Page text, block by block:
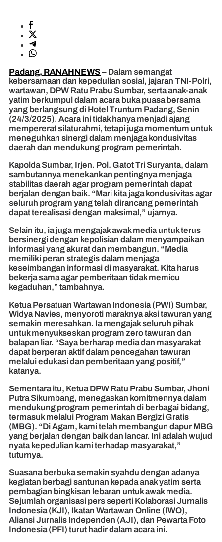
Padang, RANAHNEWS – Dalam semangat
kebersamaan dan kepedulian sosial, jajaran TNI-Polri,
wartawan, DPW Ratu Prabu Sumbar, serta anak-anak
yatim berkumpul dalam acara buka puasa bersama
yang berlangsung di Hotel Truntum Padang, Senin
(24/3/2025). Acara ini tidak hanya menjadi ajang
mempererat silaturahmi, tetapi juga momentum untuk
meneguhkan sinergi dalam menjaga kondusivitas
daerah dan mendukung program pemerintah.
Kapolda Sumbar, Irjen. Pol. Gatot Tri Suryanta, dalam
sambutannya menekankan pentingnya menjaga
stabilitas daerah agar program pemerintah dapat
berjalan dengan baik. “Mari kita jaga kondusivitas agar
seluruh program yang telah dirancang pemerintah
dapat terealisasi dengan maksimal,” ujarnya.
Selain itu, ia juga mengajak awak media untuk terus
bersinergi dengan kepolisian dalam menyampaikan
informasi yang akurat dan membangun. “Media
memiliki peran strategis dalam menjaga
keseimbangan informasi di masyarakat. Kita harus
bekerja sama agar pemberitaan tidak memicu
kegaduhan,” tambahnya.
Ketua Persatuan Wartawan Indonesia (PWI) Sumbar,
Widya Navies, menyoroti maraknya aksi tawuran yang
semakin meresahkan. Ia mengajak seluruh pihak
untuk menyukseskan program zero tawuran dan
balapan liar. “Saya berharap media dan masyarakat
dapat berperan aktif dalam pencegahan tawuran
melalui edukasi dan pemberitaan yang positif,”
katanya.
Sementara itu, Ketua DPW Ratu Prabu Sumbar, Jhoni
Putra Sikumbang, menegaskan komitmennya dalam
mendukung program pemerintah di berbagai bidang,
termasuk melalui Program Makan Bergizi Gratis
(MBG). “Di Agam, kami telah membangun dapur MBG
yang berjalan dengan baik dan lancar. Ini adalah wujud
nyata kepedulian kami terhadap masyarakat,”
tuturnya.
Suasana berbuka semakin syahdu dengan adanya
kegiatan berbagi santunan kepada anak yatim serta
pembagian bingkisan lebaran untuk awak media.
Sejumlah organisasi pers seperti Kolaborasi Jurnalis
Indonesia (KJI), Ikatan Wartawan Online (IWO),
Aliansi Jurnalis Independen (AJI), dan Pewarta Foto
Indonesia (PFI) turut hadir dalam acara ini.